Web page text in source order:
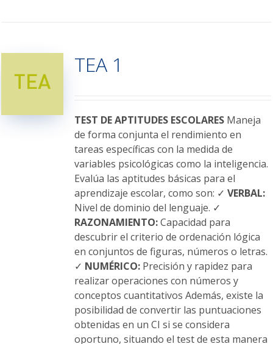
Las
opciones
elegir
en
la
página
de
producto
TEA 1
TEST DE APTITUDES ESCOLARESManeja
de forma conjunta el rendimiento en
tareas específicas con la medida de
variables psicológicas como la inteligencia.
Evalúa las aptitudes básicas para el
aprendizaje escolar, como son: ✓ VERBAL:
Nivel de dominio del lenguaje. ✓
RAZONAMIENTO:Capacidad para
descubrir el criterio de ordenación lógica
en conjuntos de figuras, números o letras.
✓ NUMÉRICO:Precisión y rapidez para
realizar operaciones con números y
conceptos cuantitativos Además, existe la
posibilidad de convertir las puntuaciones
obtenidas en un CI si se considera
oportuno, situando el test de esta manera